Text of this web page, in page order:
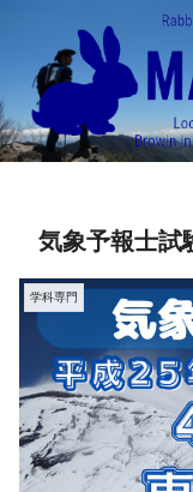
気象予報士
学科専門